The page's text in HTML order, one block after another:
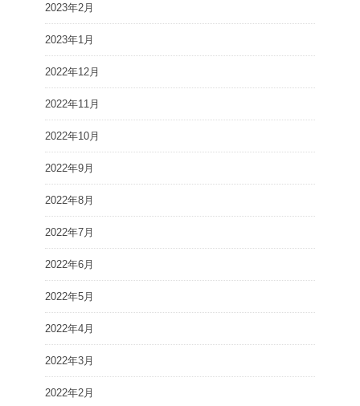
2023年2月
2023年1月
2022年12月
2022年11月
2022年10月
2022年9月
2022年8月
2022年7月
2022年6月
2022年5月
2022年4月
2022年3月
2022年2月